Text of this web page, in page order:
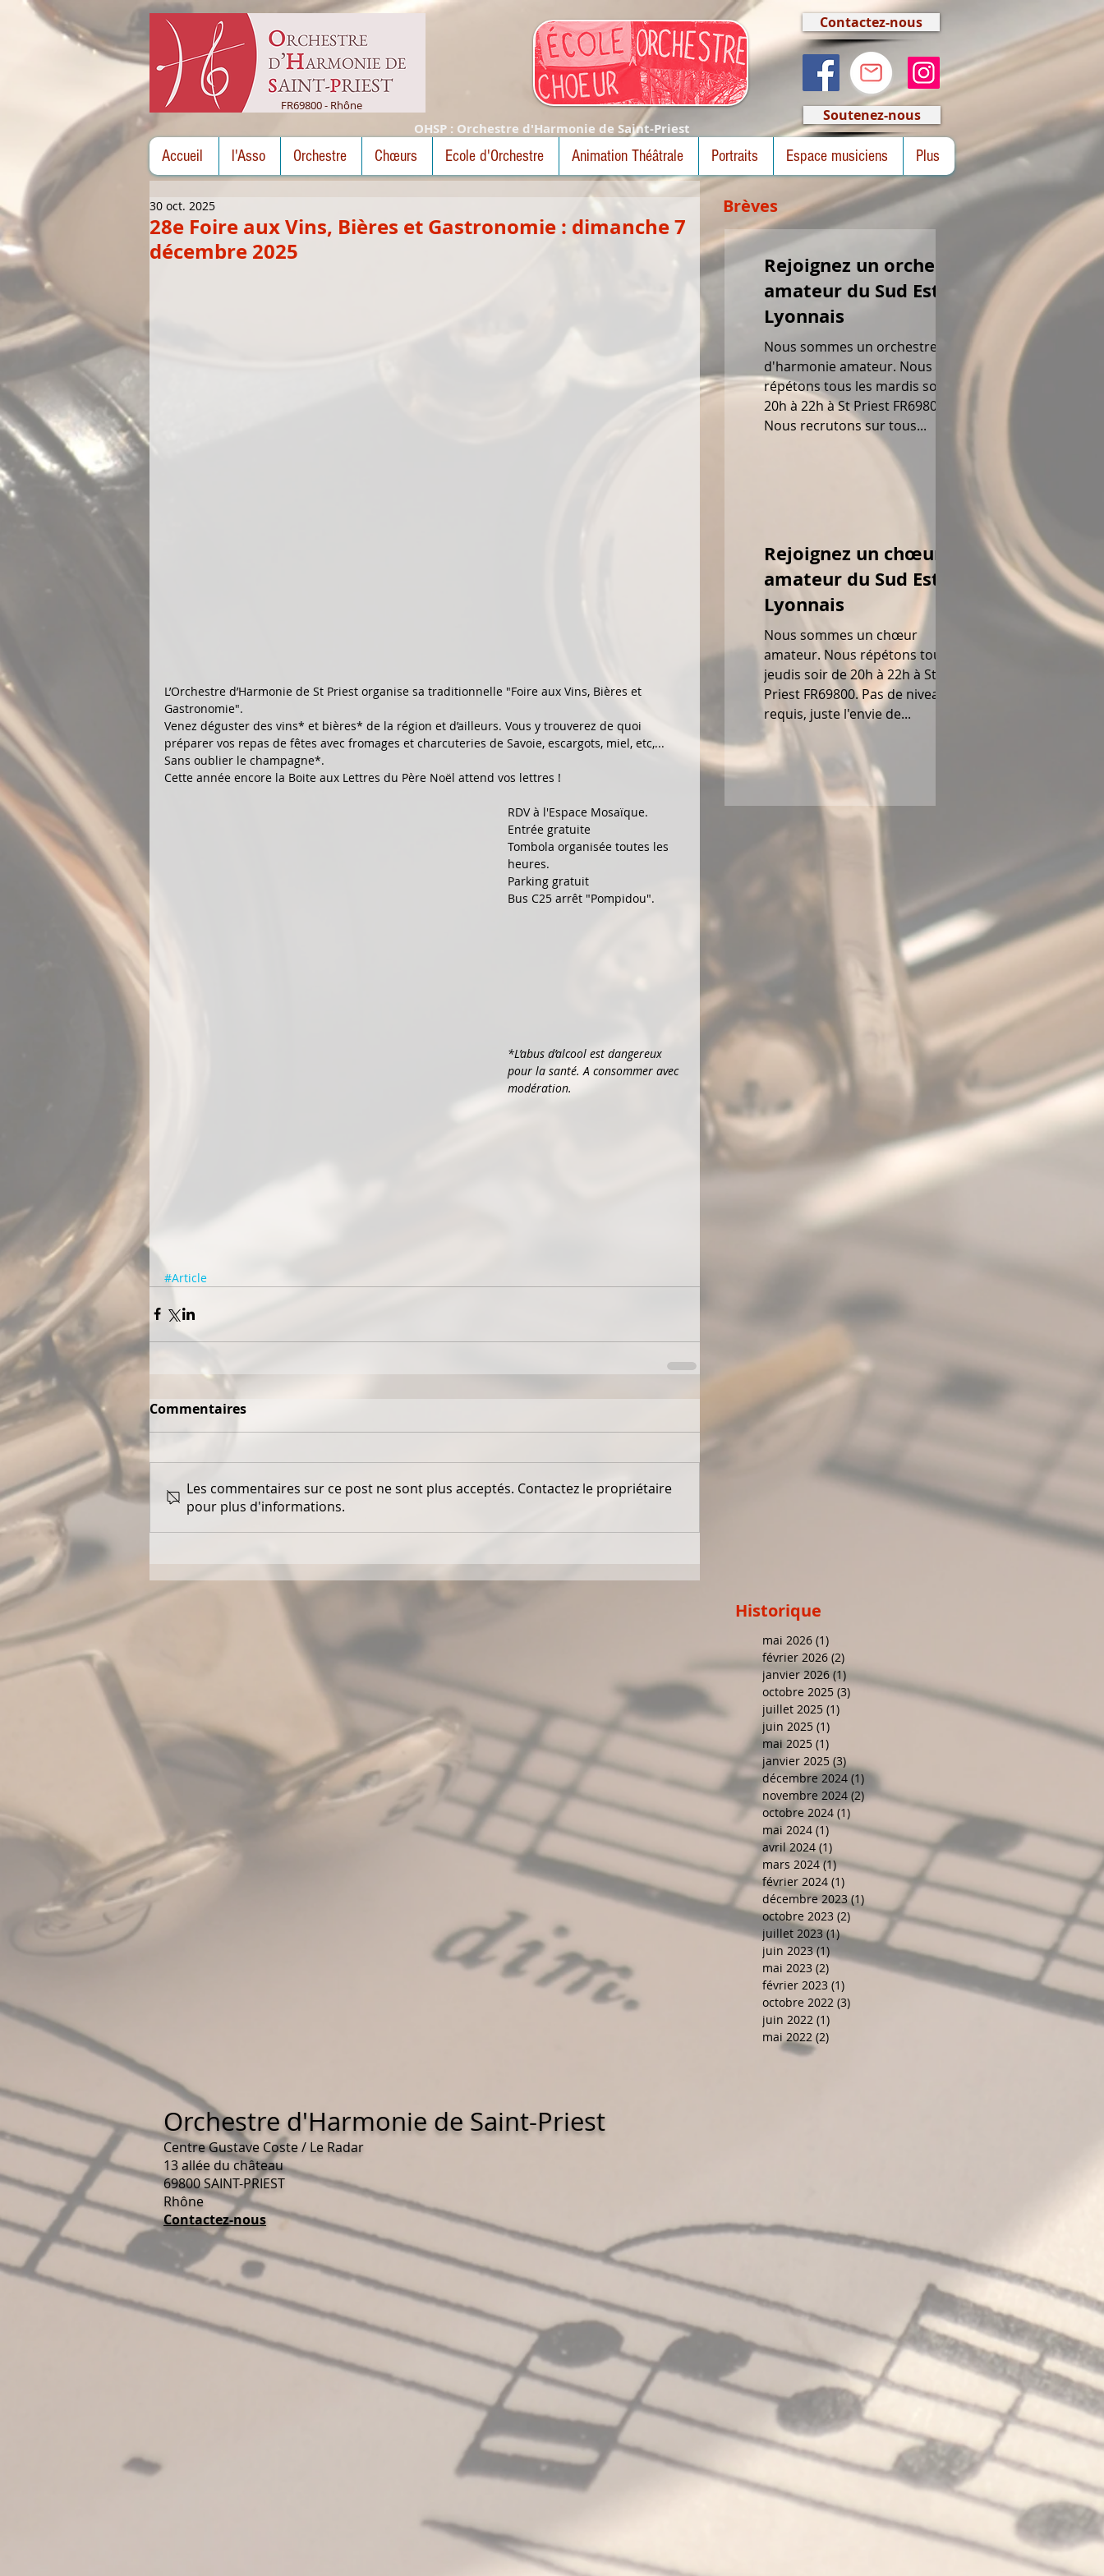
FR69800 - Rhône
OHSP : Orchestre d'Harmonie de Saint-Priest
Contactez-nous
Soutenez-nous
Accueil l'Asso Orchestre Chœurs Ecole d'Orchestre Animation Théâtrale Portraits Espace musiciens Plus
28e Foire aux Vins, Bières et Gastronomie : dimanche 7
décembre 2025
30 oct. 2025
L’Orchestre d’Harmonie de St Priest organise sa traditionnelle "Foire aux Vins, Bières et
Gastronomie".
Venez déguster des vins* et bières* de la région et d’ailleurs. Vous y trouverez de quoi
préparer vos repas de fêtes avec fromages et charcuteries de Savoie, escargots, miel, etc,...
Sans oublier le champagne*.
Cette année encore la Boite aux Lettres du Père Noël attend vos lettres !
RDV à l'Espace Mosaïque.
Entrée gratuite
Tombola organisée toutes les
heures.
Parking gratuit
Bus C25 arrêt "Pompidou".
*L’abus d’alcool est dangereux
pour la santé. A consommer avec
modération.
#Article
Commentaires
Les commentaires sur ce post ne sont plus acceptés. Contactez le propriétaire
pour plus d'informations.
Brèves
Rejoignez un orchestre
amateur du Sud Est
Lyonnais
Nous sommes un orchestre
d'harmonie amateur. Nous
répétons tous les mardis soir de
20h à 22h à St Priest FR69800.
Nous recrutons sur tous...
Rejoignez un chœur
amateur du Sud Est
Lyonnais
Nous sommes un chœur
amateur. Nous répétons tous les
jeudis soir de 20h à 22h à St
Priest FR69800. Pas de niveau
requis, juste l'envie de...
Historique
mai 2026 (1)
février 2026 (2)
janvier 2026 (1) 1 post
octobre 2025 (3) 3 posts
juillet 2025 (1)
juin 2025 (1)
mai 2025 (1)
janvier 2025 (3)
décembre 2024 (1) 1 post
novembre 2024 (2)2 posts
octobre 2024 (1)
mai 2024 (1)1 post
avril 2024 (1)
mars 2024 (1)1 post
février 2024 (1)
décembre 2023 (1)
octobre 2023 (2) 2 posts
juillet 2023 (1)1 post
juin 2023 (1)
mai 2023 (2) 2 posts
février 2023 (1)
octobre 2022 (3)
juin 2022 (1)
mai 2022 (2)
Orchestre d'Harmonie de Saint-Priest
Centre Gustave Coste / Le Radar
13 allée du château
69800 SAINT-PRIEST
Rhône
Contactez-nous